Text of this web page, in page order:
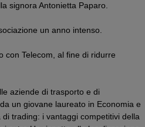
signora Antonietta Paparo.
un anno intenso.
con Telecom, al fine di ridurre
aziende di trasporto e di
un giovane laureato in Economia e
trading: i vantaggi competitivi della